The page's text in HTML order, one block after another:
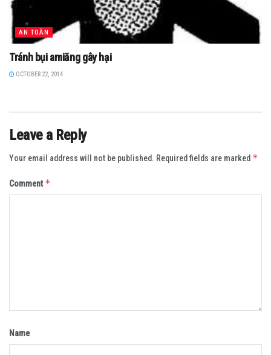
AN TOÀN
Tránh bụi amiăng gây hại
OCTOBER 22, 2014
Leave a Reply
Your email address will not be published. Required fields are marked *
Comment*
Name